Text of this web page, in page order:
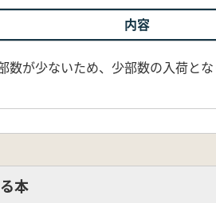
内容
数が少ないため、少部数の入荷と
本